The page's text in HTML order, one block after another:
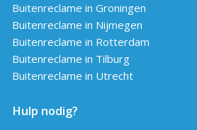
Buitenreclame in Groningen
Buitenreclame in Nijmegen
Buitenreclame in Rotterdam
Buitenreclame in Tilburg
Buitenreclame in Utrecht
Hulp nodig?